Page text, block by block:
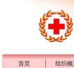
首页 组织概